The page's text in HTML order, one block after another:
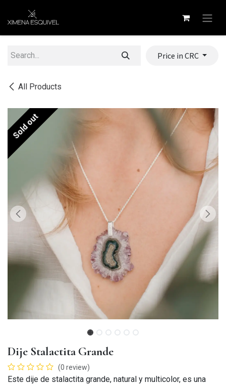
All Products
Price in CRC
Sold out
Dije Stalactita Grande
(0 review)
Este dije de stalactita grande, natural y multicolor, es una